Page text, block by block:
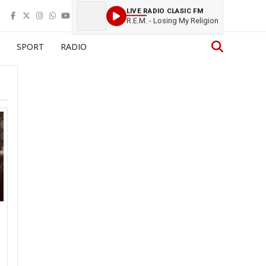
LIVE RADIO CLASIC FM
R.E.M. - Losing My Religion
SPORT RADIO